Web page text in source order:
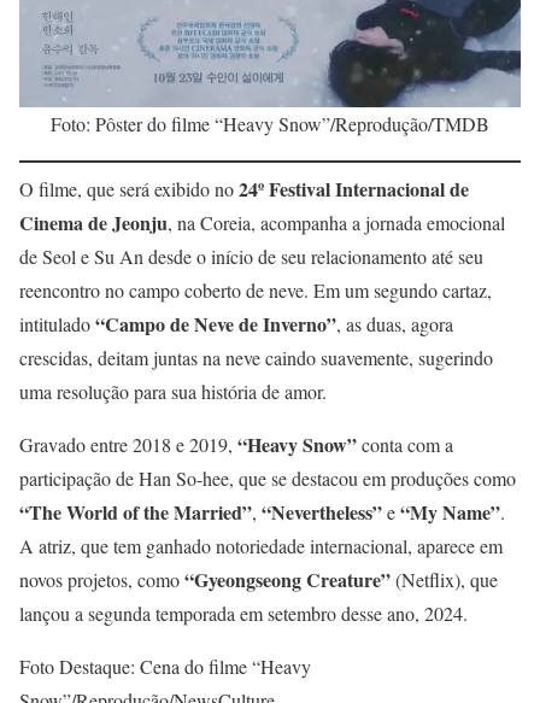
Foto: Pôster do filme “Heavy Snow”/Reprodução/TMDB
O filme, que será exibido no24º Festival Internacional de
Cinema de Jeonju, na Coreia, acompanha a jornada emocional
de Seol e Su An desde o início de seu relacionamento até seu
reencontro no campo coberto de neve. Em um segundo cartaz,
intitulado“Campo de Neve de Inverno”, as duas, agora
crescidas, deitam juntas na neve caindo suavemente, sugerindo
uma resolução para sua história de amor.
Gravado entre 2018 e 2019, “Heavy Snow”conta com a
participação de Han So-hee, que se destacou em produções como
“The World of the Married”, “Nevertheless”e“My Name”.
A atriz, que tem ganhado notoriedade internacional, aparece em
novos projetos, como“Gyeongseong Creature”(Netflix), que
lançou a segunda temporada em setembro desse ano, 2024.
Foto Destaque: Cena do filme “Heavy